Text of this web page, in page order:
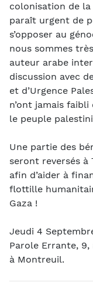
colonisation de la
paraît urgent de
s’opposer au
nous sommes
auteur arabe
discussion avec
et d’Urgence
n’ont jamais
le peuple
Une partie des
seront reversés à
afin d’aider à
flottille
Gaza !
Jeudi 4
Parole Errante,
à Montreuil.